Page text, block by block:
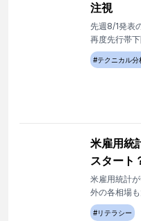
注視
先週8/1発表
再度先行帯
は、8ヶ月サ
い下離れか
#テクニカル分
米雇用統
スタート
米雇用統計
外の各相場
シーズンです
#リテラシー